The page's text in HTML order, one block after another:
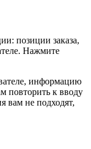
позиции заказа,
Нажмите
информацию
повторить к вводу
вам не подходят,